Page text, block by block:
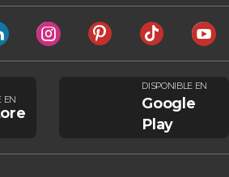
EN
DISPONIBLE EN
Google
Play